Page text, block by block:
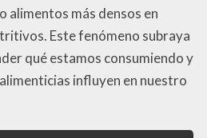
alimentos más densos en
Este fenómeno subraya
qué estamos consumiendo y
influyen en nuestro